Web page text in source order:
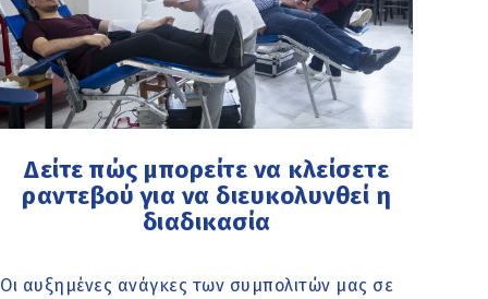
Δείτε πώς μπορείτε να κλείσετε
ραντεβού για να διευκολυνθεί η
διαδικασία
Οι αυξημένες ανάγκες των συμπολιτών μας σε